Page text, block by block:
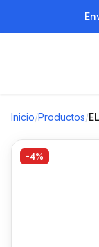
Inicio/Productos/
-4%